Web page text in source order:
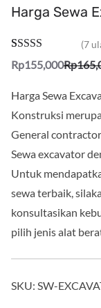
Harga Sewa
Peringkat
berdasarkan
7
penilaian
pelanggan
(7
Rp
Rp155,000
Harga Sewa
Konstruksi
General
Sewa excavator
Untuk
sewa terbaik,
konsultasikan
pilih jenis alat
SKU: SW-